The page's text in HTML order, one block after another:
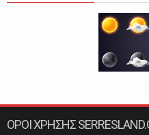
ΟΡΟΙ ΧΡΗΣΗΣ